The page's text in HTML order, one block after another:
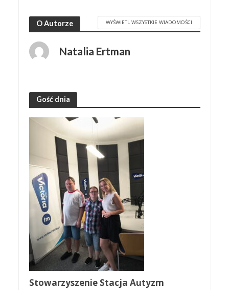
O Autorze WYŚWIETL WSZYSTKIE WIADOMOŚCI
Natalia Ertman
Gość dnia
Stowarzyszenie Stacja Autyzm